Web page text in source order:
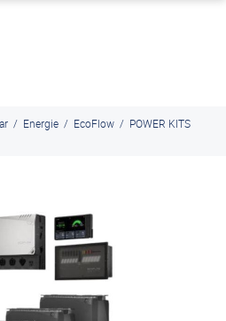
/ Energie / EcoFlow / POWER KITS